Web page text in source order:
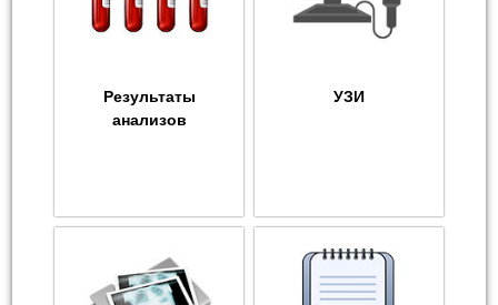
Результаты
анализов
УЗИ